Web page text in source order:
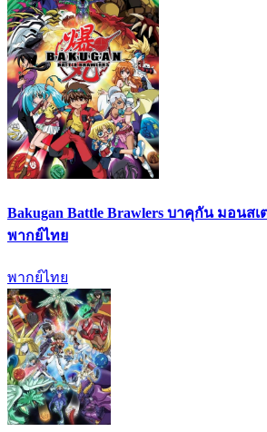
Bakugan Battle Brawlers บาคุกัน มอนส
พากย์ไทย
พากย์ไทย